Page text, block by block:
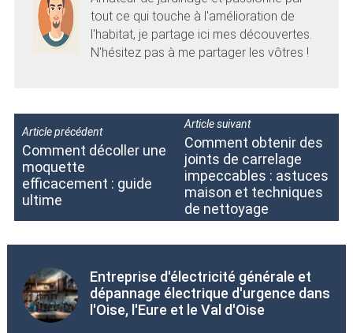
tout ce qui touche à l'amélioration de
l'habitat, je partage ici mes découvertes.
N'hésitez pas à me partager les vôtres !
Article précédent
Comment décoller une
moquette
efficacement : guide
ultime
Article suivant
Comment obtenir des
joints de carrelage
impeccables : astuces
maison et techniques
de nettoyage
Entreprise d'électricité générale et
dépannage électrique d'urgence dans
l'Oise, l'Eure et le Val d'Oise